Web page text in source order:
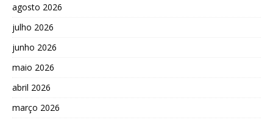
agosto 2026
julho 2026
junho 2026
maio 2026
abril 2026
março 2026